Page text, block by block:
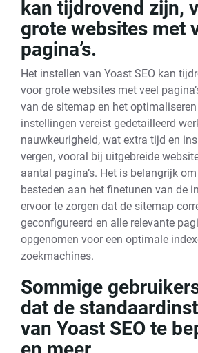
kan tijdrovend zijn,
grote websites met
pagina’s.
Het instellen van Yoast SEO kan
voor grote websites met veel
van de sitemap en het
instellingen vereist gedetailleerd
nauwkeurigheid, wat extra tijd en
vergen, vooral bij uitgebreide
aantal pagina’s. Het is belangrijk
besteden aan het finetunen van de
ervoor te zorgen dat de sitemap
geconfigureerd en alle relevante
opgenomen voor een optimale
zoekmachines.
Sommige
dat de
van Yoast SEO te